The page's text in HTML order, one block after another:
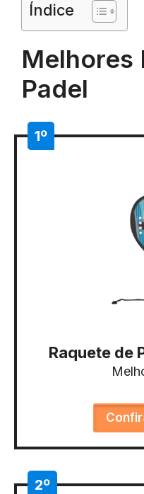
Índice
Melhores
Padel
1º
Raquete de
2º